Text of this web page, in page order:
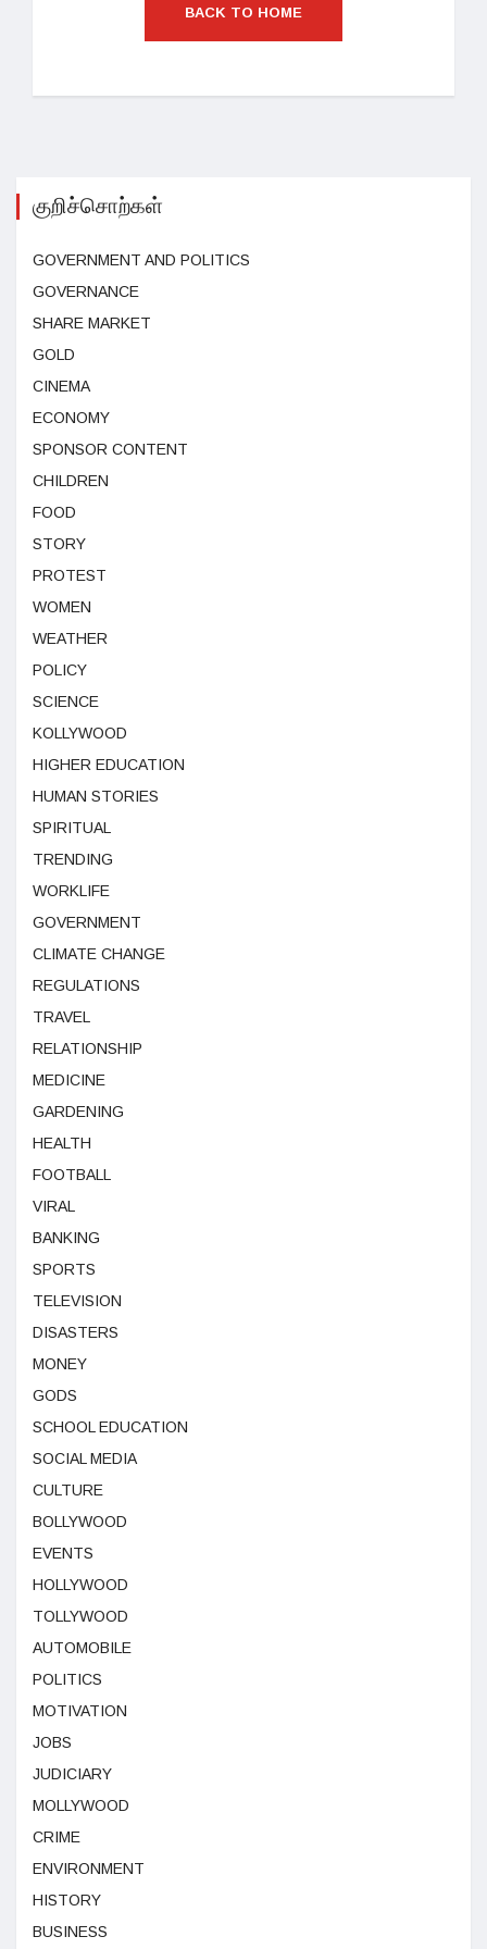
BACK TO HOME
குறிச்சொற்கள்
GOVERNMENT AND POLITICS
GOVERNANCE
SHARE MARKET
GOLD
CINEMA
ECONOMY
SPONSOR CONTENT
CHILDREN
FOOD
STORY
PROTEST
WOMEN
WEATHER
POLICY
SCIENCE
KOLLYWOOD
HIGHER EDUCATION
HUMAN STORIES
SPIRITUAL
TRENDING
WORKLIFE
GOVERNMENT
CLIMATE CHANGE
REGULATIONS
TRAVEL
RELATIONSHIP
MEDICINE
GARDENING
HEALTH
FOOTBALL
VIRAL
BANKING
SPORTS
TELEVISION
DISASTERS
MONEY
GODS
SCHOOL EDUCATION
SOCIAL MEDIA
CULTURE
BOLLYWOOD
EVENTS
HOLLYWOOD
TOLLYWOOD
AUTOMOBILE
POLITICS
MOTIVATION
JOBS
JUDICIARY
MOLLYWOOD
CRIME
ENVIRONMENT
HISTORY
BUSINESS